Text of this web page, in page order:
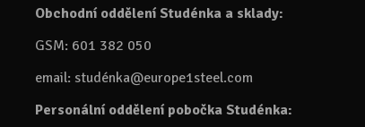
Obchodní oddělení Studénka a sklady:
GSM: 601 382 050
email: studénka@europe1steel.com
Personální oddělení pobočka Studénka: